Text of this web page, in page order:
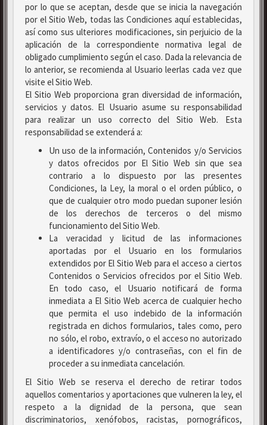
por lo que se aceptan, desde que se inicia la navegación
por el Sitio Web, todas las Condiciones aquí establecidas,
así como sus ulteriores modificaciones, sin perjuicio de la
aplicación de la correspondiente normativa legal de
obligado cumplimiento según el caso. Dada la relevancia de
lo anterior, se recomienda al Usuario leerlas cada vez que
visite el Sitio Web.
El Sitio Web proporciona gran diversidad de información,
servicios y datos. El Usuario asume su responsabilidad
para realizar un uso correcto del Sitio Web. Esta
responsabilidad se extenderá a:
Un uso de la información, Contenidos y/o Servicios
y datos ofrecidos por El Sitio Web sin que sea
contrario a lo dispuesto por las presentes
Condiciones, la Ley, la moral o el orden público, o
que de cualquier otro modo puedan suponer lesión
de los derechos de terceros o del mismo
funcionamiento del Sitio Web.
La veracidad y licitud de las informaciones
aportadas por el Usuario en los formularios
extendidos por El Sitio Web para el acceso a ciertos
Contenidos o Servicios ofrecidos por el Sitio Web.
En todo caso, el Usuario notificará de forma
inmediata a El Sitio Web acerca de cualquier hecho
que permita el uso indebido de la información
registrada en dichos formularios, tales como, pero
no sólo, el robo, extravío, o el acceso no autorizado
a identificadores y/o contraseñas, con el fin de
proceder a su inmediata cancelación.
El Sitio Web se reserva el derecho de retirar todos
aquellos comentarios y aportaciones que vulneren la ley, el
respeto a la dignidad de la persona, que sean
discriminatorios, xenófobos, racistas, pornográficos,